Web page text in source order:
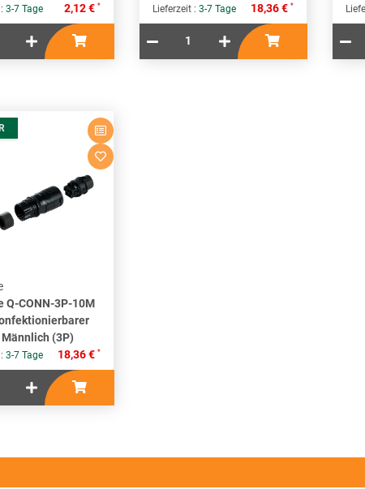
3-7 Tage 2,12 € * Lieferzeit : 3-7 Tage 18,36 € *
Q-CONN-3P-10M
(3P)
3-7 Tage 18,36 € *